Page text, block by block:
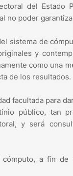
del Estado
no poder
sistema de
y
como una
de los resultados.
facultada para
público, tan
y será
a fin